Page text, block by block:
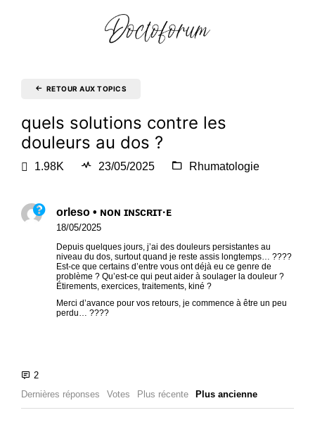
RETOUR AUX TOPICS
quels solutions contre les
douleurs au dos ?
1.98K 23/05/2025 Rhumatologie
orleso • ɴᴏɴ ɪɴꜱᴄʀɪᴛ·ᴇ
18/05/2025
Depuis quelques jours, j’ai des douleurs persistantes au
niveau du dos, surtout quand je reste assis longtemps… ????
Est-ce que certains d’entre vous ont déjà eu ce genre de
problème ? Qu’est-ce qui peut aider à soulager la douleur ?
Étirements, exercices, traitements, kiné ?
Merci d’avance pour vos retours, je commence à être un peu
perdu… ????
Dernières réponses Votes Plus récente Plus ancienne